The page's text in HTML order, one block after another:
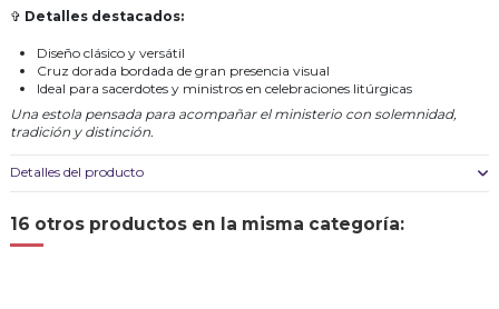
✞ Detalles destacados:
Diseño clásico y versátil
Cruz dorada bordada de gran presencia visual
Ideal para sacerdotes y ministros en celebraciones litúrgicas
Una estola pensada para acompañar el ministerio con solemnidad,
tradición y distinción.
Detalles del producto
16 otros productos en la misma categoría: